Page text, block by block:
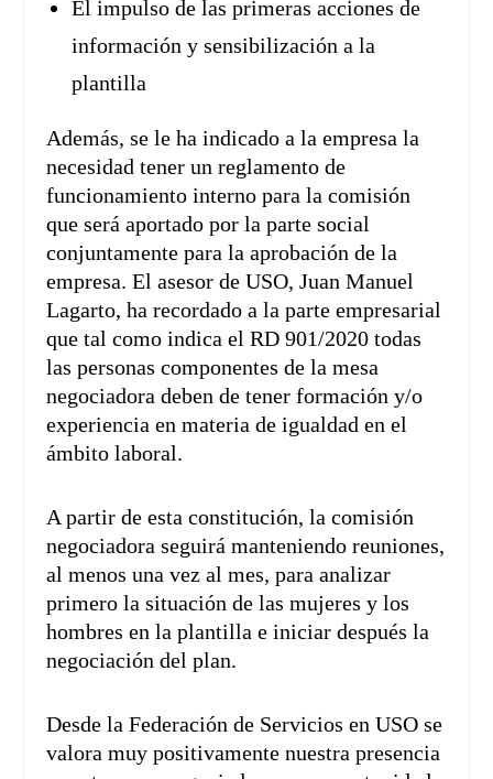
El impulso de las primeras acciones de
información y sensibilización a la
plantilla
Además, se le ha indicado a la empresa la
necesidad tener un reglamento de
funcionamiento interno para la comisión
que será aportado por la parte social
conjuntamente para la aprobación de la
empresa. El asesor de USO, Juan Manuel
Lagarto, ha recordado a la parte empresarial
que tal como indica el RD 901/2020 todas
las personas componentes de la mesa
negociadora deben de tener formación y/o
experiencia en materia de igualdad en el
ámbito laboral.
A partir de esta constitución, la comisión
negociadora seguirá manteniendo reuniones,
al menos una vez al mes, para analizar
primero la situación de las mujeres y los
hombres en la plantilla e iniciar después la
negociación del plan.
Desde la Federación de Servicios en USO se
valora muy positivamente nuestra presencia